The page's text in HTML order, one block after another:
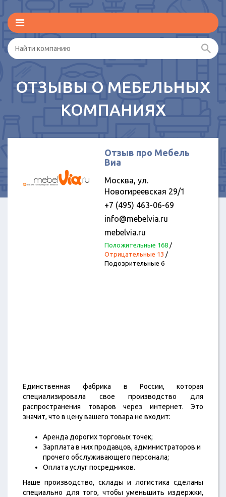
ОТЗЫВЫ О МЕБЕЛЬНЫХ
КОМПАНИЯХ
Отзыв про Мебель
Виа
Москва, ул.
Новогиреевская 29/1
+7 (495) 463-06-69
info@mebelvia.ru
mebelvia.ru
Положительные 168/
Отрицательные 13 /
Подозрительные 6
Единственная фабрика в России, которая
специализировала свое производство для
распространения товаров через интернет. Это
значит, что в цену вашего товара не входит:
Аренда дорогих торговых точек;
Зарплата в них продавцов, администраторов и
прочего обслуживающего персонала;
Оплата услуг посредников.
Наше производство, склады и логистика сделаны
специально для того, чтобы уменьшить издержки,